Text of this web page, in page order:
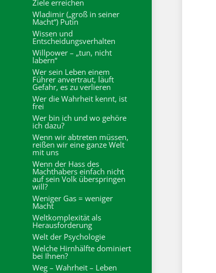
Ziele erreichen
Wladimir („groß in seiner
Macht“) Putin
Wissen und
Entscheidungsverhalten
Willpower – „tun, nicht
labern“
Wer sein Leben einem
Führer anvertraut, läuft
Gefahr, es zu verlieren
Wer die Wahrheit kennt, ist
frei
Wer bin ich und wo gehöre
ich dazu?
Wenn wir abtreten müssen,
reißen wir eine ganze Welt
mit uns
Wenn der Hass des
Machthabers einfach nicht
auf sein Volk überspringen
will?
Weniger Gas = weniger
Macht
Weltkomplexität als
Herausforderung
Welt der Psychologie
Welche Hirnhälfte dominiert
bei Ihnen?
Weg – Wahrheit – Leben